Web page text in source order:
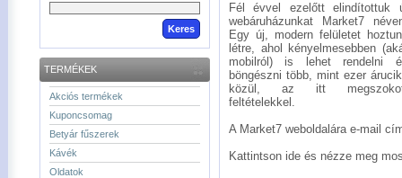
TERMÉKEK
Akciós termékek
Kuponcsomag
Betyár fűszerek
Kávék
Oldatok
Fél évvel ezelőtt elindítottuk
webáruházunkat Market7
Egy új, modern felületet
létre, ahol kényelmesebben
mobilról) is lehet rendelni
böngészni több, mint ezer
közül, az itt
feltételekkel.
A Market7 weboldalára e-mail
Kattintson ide és nézze meg